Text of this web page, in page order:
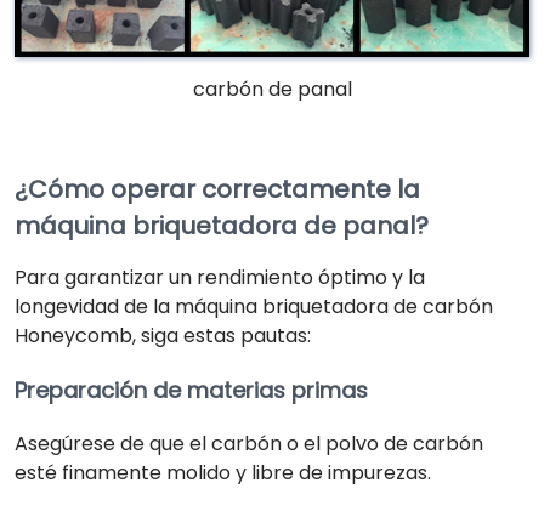
carbón de panal
¿Cómo operar correctamente la
máquina briquetadora de panal?
Para garantizar un rendimiento óptimo y la
longevidad de la máquina briquetadora de carbón
Honeycomb, siga estas pautas:
Preparación de materias primas
Asegúrese de que el carbón o el polvo de carbón
esté finamente molido y libre de impurezas.